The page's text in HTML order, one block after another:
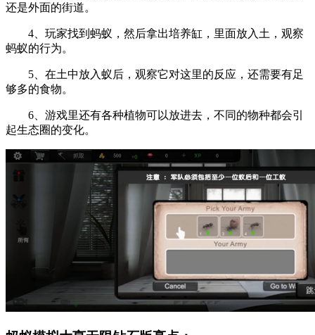
还是外面的街道。
4、玩家找到蚂蚁，然后拿出培养缸，里面放入土，观察
蚂蚁的行为。
5、在土中放入蚁后，观察它对这里的反应，还需要有足
够多的食物。
6、游戏里还有各种植物可以放进去，不同的物种都会引
起生态圈的变化。